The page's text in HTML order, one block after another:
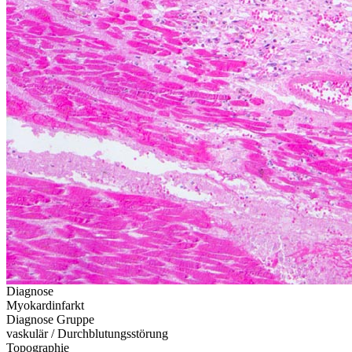
Diagnose
Myokardinfarkt
Diagnose Gruppe
vaskulär / Durchblutungsstörung
Topographie